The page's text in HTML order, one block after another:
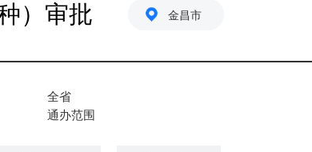
）审批 金昌市
全省
通办范围